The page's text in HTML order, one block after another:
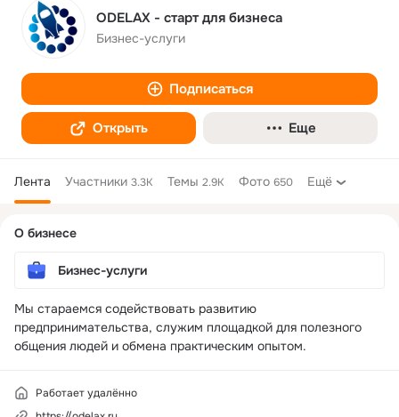
ODELAX - старт для бизнеса
Бизнес-услуги
Подписаться
Открыть Еще
Лента Участники 3.3K Темы 2.9K Фото 650 Ещё
колонка
О бизнесе
Бизнес-услуги
Мы стараемся содействовать развитию
предпринимательства, служим площадкой для полезного
общения людей и обмена практическим опытом.
Работает удалённо